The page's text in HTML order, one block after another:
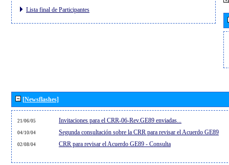
Lista final de Participantes
[Newsflashes]
21/06/05 Invitaciones para el CRR-06-Rev.GE89 enviadas...
04/10/04 Segunda consultación sobre la CRR para revisar el Acuerdo GE89
02/08/04 CRR para revisar el Acuerdo GE89 - Consulta